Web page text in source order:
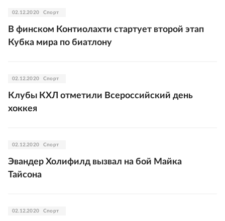
02.12.2020 Спорт
В финском Контиолахти стартует второй этап
Кубка мира по биатлону
02.12.2020 Спорт
Клубы КХЛ отметили Всероссийский день
хоккея
02.12.2020 Спорт
Эвандер Холифилд вызвал на бой Майка
Тайсона
02.12.2020 Спорт